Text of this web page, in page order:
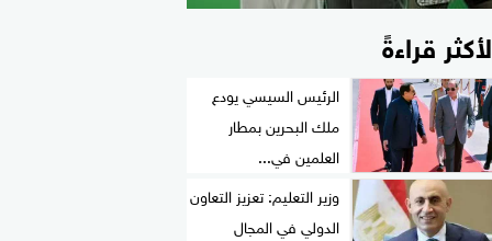
قراءةً
الرئيس السيسي يودع
ملك البحرين بمطار
العلمين في...
وزير التعليم: تعزيز التعاون
الدولي في المجال